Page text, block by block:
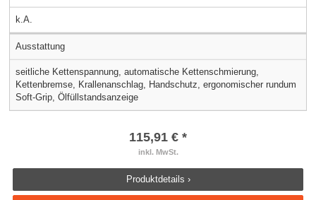
k.A.
Ausstattung
seitliche Kettenspannung, automatische Kettenschmierung,
Kettenbremse, Krallenanschlag, Handschutz, ergonomischer rundum
Soft-Grip, Ölfüllstandsanzeige
115,91 € *
inkl. MwSt.
Produktdetails ›